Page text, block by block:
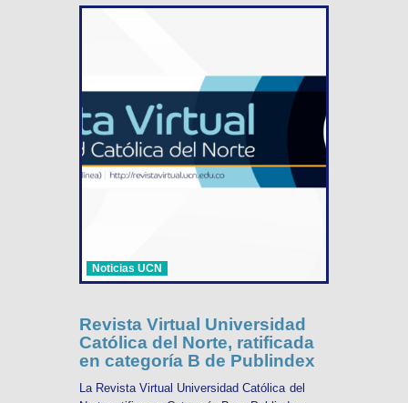
Noticias UCN
Revista Virtual Universidad
Católica del Norte, ratificada
en categoría B de Publindex
La Revista Virtual Universidad Católica del